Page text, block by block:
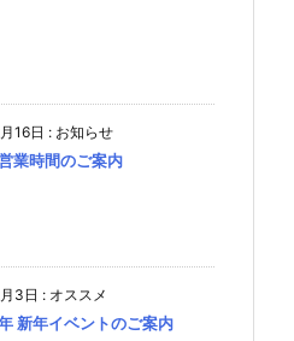
16日 : お知らせ
業時間のご案内
3日 : オススメ
新年イベントのご案内